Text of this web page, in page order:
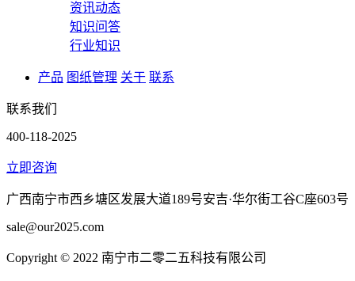
资讯动态
知识问答
行业知识
产品 图纸管理 关于 联系
联系我们
400-118-2025
立即咨询
广西南宁市西乡塘区发展大道189号安吉·华尔街工谷C座603号
sale@our2025.com
Copyright © 2022 南宁市二零二五科技有限公司